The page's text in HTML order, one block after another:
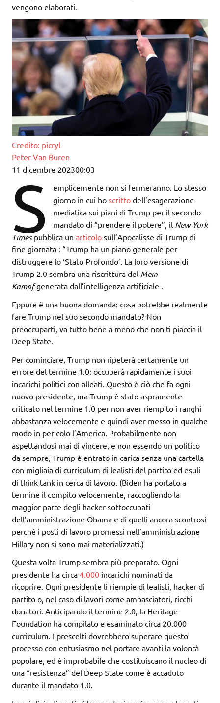
vengono elaborati.
Credito: picryl
Peter Van Buren
11 dicembre 202300:03
S
emplicemente non si fermeranno. Lo stesso
giorno in cui ho scritto dell’esagerazione
mediatica sui piani di Trump per il secondo
mandato di “prendere il potere”, il New York
Timespubblica un articolo sull’Apocalisse di Trump di
fine giornata : “Trump ha un piano generale per
distruggere lo ‘Stato Profondo’. La loro versione di
Trump 2.0 sembra una riscrittura del Mein
Kampfgenerata dall’intelligenza artificiale .
Eppure è una buona domanda: cosa potrebbe realmente
fare Trump nel suo secondo mandato? Non
preoccuparti, va tutto bene a meno che non ti piaccia il
Deep State.
Per cominciare, Trump non ripeterà certamente un
errore del termine 1.0: occuperà rapidamente i suoi
incarichi politici con alleati. Questo è ciò che fa ogni
nuovo presidente, ma Trump è stato aspramente
criticato nel termine 1.0 per non aver riempito i ranghi
abbastanza velocemente e quindi aver messo in qualche
modo in pericolo l’America. Probabilmente non
aspettandosi mai di vincere, e non essendo un politico
da sempre, Trump è entrato in carica senza una cartella
con migliaia di curriculum di lealisti del partito ed esuli
di think tank in cerca di lavoro. (Biden ha portato a
termine il compito velocemente, raccogliendo la
maggior parte degli hacker sottoccupati
dell’amministrazione Obama e di quelli ancora scontrosi
perché i posti di lavoro promessi nell’amministrazione
Hillary non si sono mai materializzati.)
Questa volta Trump sembra più preparato. Ogni
presidente ha circa 4.000 incarichi nominati da
ricoprire. Ogni presidente li riempie di lealisti, hacker di
partito o, nel caso di lavori come ambasciatori, ricchi
donatori. Anticipando il termine 2.0, la Heritage
Foundation ha compilato e esaminato circa 20.000
curriculum. I prescelti dovrebbero superare questo
processo con entusiasmo nel portare avanti la volontà
popolare, ed è improbabile che costituiscano il nucleo di
una “resistenza” del Deep State come è accaduto
durante il mandato 1.0.